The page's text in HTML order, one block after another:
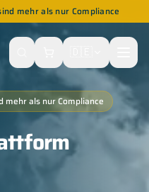
mehr als nur Compliance
mehr als nur Compliance